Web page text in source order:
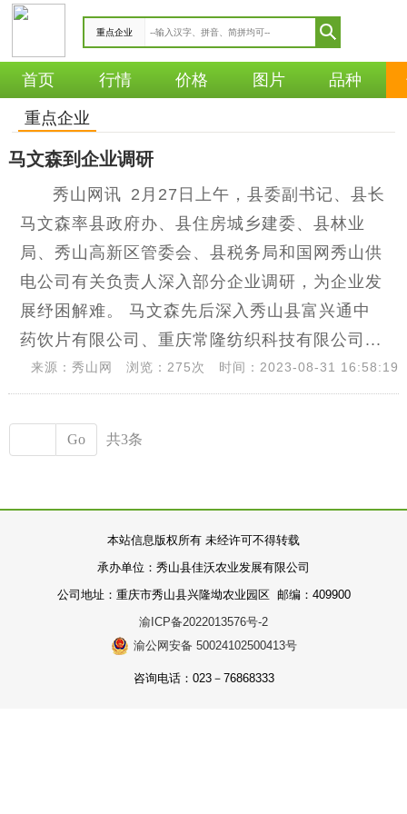
重点企业
首页 行情 价格 图片 品种
重点企业
马文森到企业调研
秀山网讯 2月27日上午，县委副书记、县长
马文森率县政府办、县住房城乡建委、县林业
局、秀山高新区管委会、县税务局和国网秀山供
电公司有关负责人深入部分企业调研，为企业发
展纾困解难。 马文森先后深入秀山县富兴通中
药饮片有限公司、重庆常隆纺织科技有限公司...
时间：2023-08-31 16:58:19
浏览：275次
来源：秀山网
Go 共3条
本站信息版权所有 未经许可不得转载
承办单位： 秀山县佳沃农业发展有限公司
公司地址：重庆市秀山县兴隆坳农业园区 邮编：409900
渝ICP备2022013576号-2
渝公网安备 50024102500413号
咨询电话：023－76868333